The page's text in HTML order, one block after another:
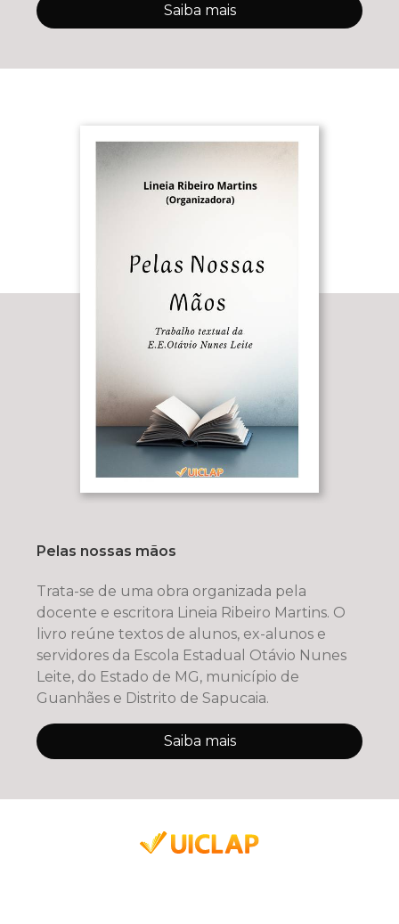
Saiba mais
Pelas nossas mãos
Trata-se de uma obra organizada pela
docente e escritora Lineia Ribeiro Martins. O
livro reúne textos de alunos, ex-alunos e
servidores da Escola Estadual Otávio Nunes
Leite, do Estado de MG, município de
Guanhães e Distrito de Sapucaia.
Saiba mais